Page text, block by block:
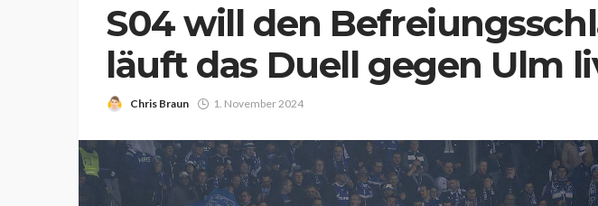
S04 will den
läuft das Duell gegen Ulm
Chris Braun 1. November 2024